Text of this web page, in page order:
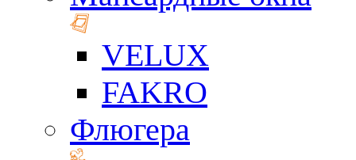
VELUX
FAKRO
Флюгера